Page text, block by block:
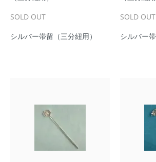
SOLD OUT
シルバー帯留（三分紐用）
SOLD OUT
シルバー